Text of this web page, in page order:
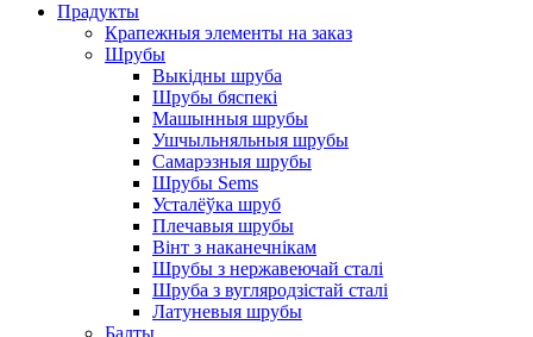
Прадукты
Крапежныя элементы на заказ
Шрубы
Выкідны шруба
Шрубы бяспекі
Машынныя шрубы
Ушчыльняльныя шрубы
Самарэзныя шрубы
Шрубы Sems
Усталёўка шруб
Плечавыя шрубы
Вінт з наканечнікам
Шрубы з нержавеючай сталі
Шруба з вугляродзістай сталі
Латуневыя шрубы